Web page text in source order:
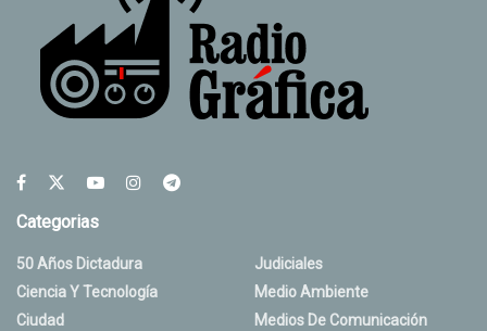
Categorias
50 Años Dictadura
Ciencia Y Tecnología
Ciudad
Judiciales
Medio Ambiente
Medios De Comunicación